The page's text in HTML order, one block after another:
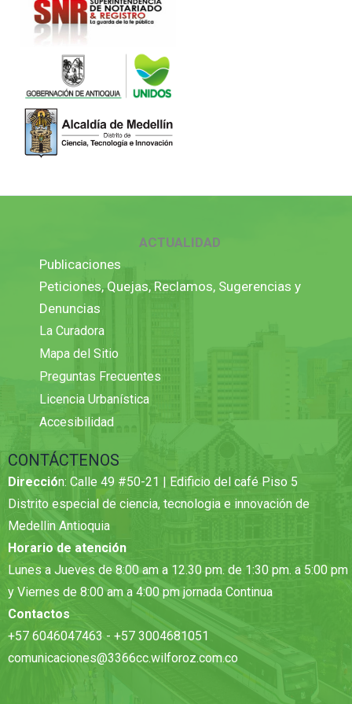
ACTUALIDAD
Publicaciones
Peticiones, Quejas, Reclamos, Sugerencias y
Denuncias
La Curadora
Mapa del Sitio
Preguntas Frecuentes
Licencia Urbanística
Accesibilidad
CONTÁCTENOS
Dirección: Calle 49 #50-21 | Edificio del café Piso 5
Distrito especial de ciencia, tecnologia e innovación de
Medellin Antioquia
Horario de atención
Lunes a Jueves de 8:00 am a 12.30 pm. de 1:30 pm. a 5:00 pm
y Viernes de 8:00 am a 4:00 pm jornada Continua
Contactos
+57 6046047463 - +57 3004681051
comunicaciones@3366cc.wilforoz.com.co